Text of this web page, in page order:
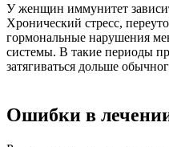
У женщин иммунитет
Хронический стресс,
гормональные нарушения
системы. В такие периоды
затягиваться дольше
Ошибки в